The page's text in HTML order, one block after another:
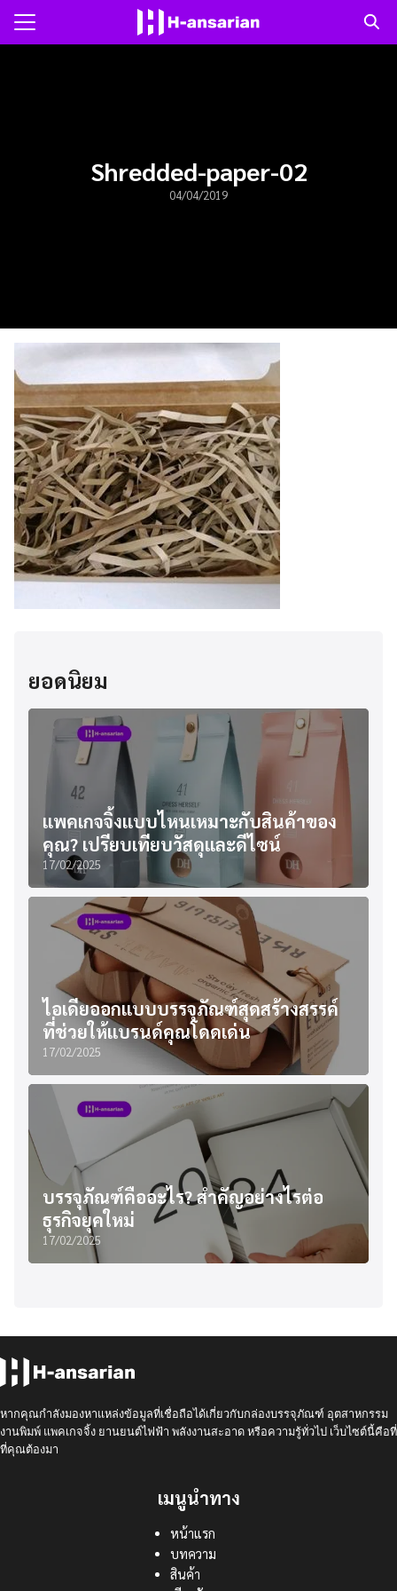
Skip
Shredded-paper-02
04/04/2019
ยอดนิยม
แพคเกจจิ้งแบบไหนเหมาะกับสินค้าของ
คุณ? เปรียบเทียบวัสดุและดีไซน์
17/02/2025
ไอเดียออกแบบบรรจุภัณฑ์สุดสร้างสรรค์
ที่ช่วยให้แบรนด์คุณโดดเด่น
17/02/2025
บรรจุภัณฑ์คืออะไร? สำคัญอย่างไรต่อ
ธุรกิจยุคใหม่
17/02/2025
หากคุณกำลังมองหาแหล่งข้อมูลที่เชื่อถือได้เกี่ยวกับกล่องบรรจุภัณฑ์ อุตสาหกรรม
งานพิมพ์ แพคเกจจิ้ง ยานยนต์ไฟฟ้า พลังงานสะอาด หรือความรู้ทั่วไป เว็บไซต์นี้คือที่
ที่คุณต้องมา
เมนูนำทาง
หน้าแรก
บทความ
สินค้า